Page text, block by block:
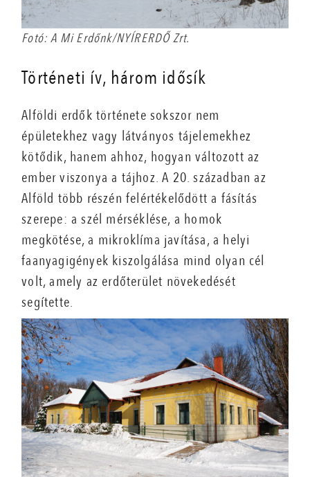
Fotó: A Mi Erdőnk/NYÍRERDŐ Zrt.
Történeti ív, három idősík
Alföldi erdők története sokszor nem
épületekhez vagy látványos tájelemekhez
kötődik, hanem ahhoz, hogyan változott az
ember viszonya a tájhoz. A 20. században az
Alföld több részén felértékelődött a fásítás
szerepe: a szél mérséklése, a homok
megkötése, a mikroklíma javítása, a helyi
faanyagigények kiszolgálása mind olyan cél
volt, amely az erdőterület növekedését
segítette.